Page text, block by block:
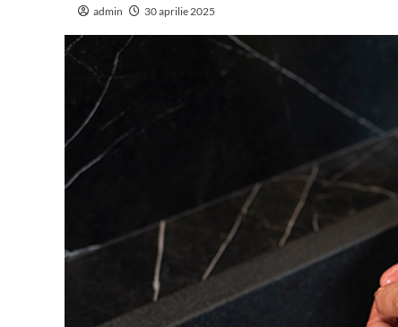
admin 30 aprilie 2025